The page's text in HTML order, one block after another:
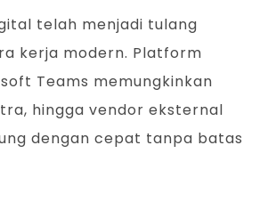
telah menjadi tulang
kerja modern. Platform
Teams memungkinkan
hingga vendor eksternal
dengan cepat tanpa batas